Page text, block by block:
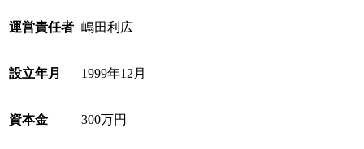
運営責任者 嶋田利広
設立年月 1999年12月
資本金 300万円